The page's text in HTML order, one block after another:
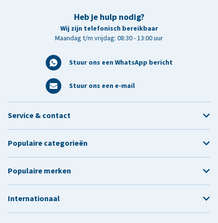
Heb je hulp nodig?
Wij zijn telefonisch bereikbaar
Maandag t/m vrijdag: 08:30 - 13:00 uur
Stuur ons een WhatsApp bericht
Stuur ons een e-mail
Service & contact
Populaire categorieën
Populaire merken
Internationaal